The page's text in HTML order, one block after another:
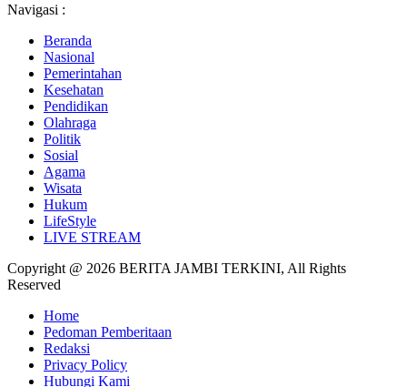
Navigasi :
Beranda
Nasional
Pemerintahan
Kesehatan
Pendidikan
Olahraga
Politik
Sosial
Agama
Wisata
Hukum
LifeStyle
LIVE STREAM
Copyright @ 2026 BERITA JAMBI TERKINI, All Rights
Reserved
Home
Pedoman Pemberitaan
Redaksi
Privacy Policy
Hubungi Kami